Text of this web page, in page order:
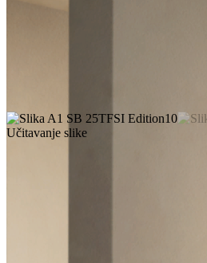
Učitavanje slike